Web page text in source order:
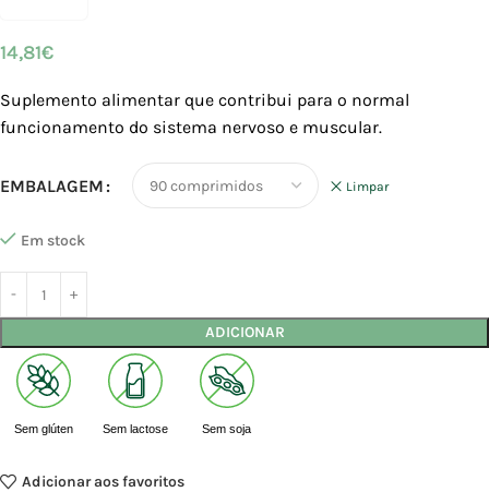
14,81€
Suplemento alimentar que contribui para o normal
funcionamento do sistema nervoso e muscular.
EMBALAGEM Limpar
Em stock
ADICIONAR
Sem glúten Sem lactose Sem soja
Adicionar aos favoritos